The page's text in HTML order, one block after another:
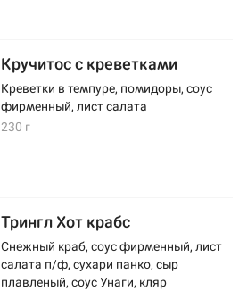
Кручитос с креветками
Креветки в темпуре, помидоры, соус
фирменный, лист салата
230 г
Трингл Хот крабс
Снежный краб, соус фирменный, лист
салата п/ф, сухари панко, сыр
плавленый, соус Унаги, кляр